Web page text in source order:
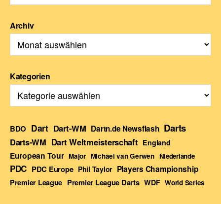
Archiv
Kategorien
BDO Dart Dart-WM Dartn.de Newsflash Darts
Darts-WM Dart Weltmeisterschaft England
European Tour Major Michael van Gerwen Niederlande
PDC PDC Europe Phil Taylor Players Championship
Premier League Premier League Darts WDF World Series